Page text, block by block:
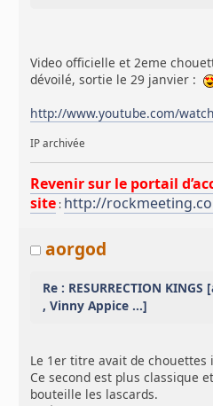
Video officielle et 2eme
dévoilé, sortie le 29 janvier :
http://www.youtube.com/
IP archivée
Revenir sur le portail
site : http://
aorgod
Re : RESURRECTION
, Vinny Appice ...]
Le 1er titre avait de chouettes
Ce second est plus classique
bouteille les lascards.